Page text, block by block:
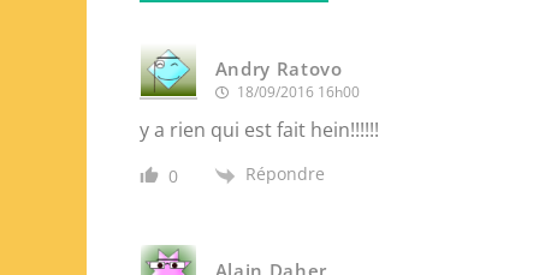
Andry Ratovo
18/09/2016 16h00
y a rien qui est fait hein!!!!!!
0 Répondre
Alain Daher